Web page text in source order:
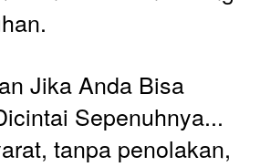
Jika Anda Bisa
Sepenuhnya...
tanpa penolakan,